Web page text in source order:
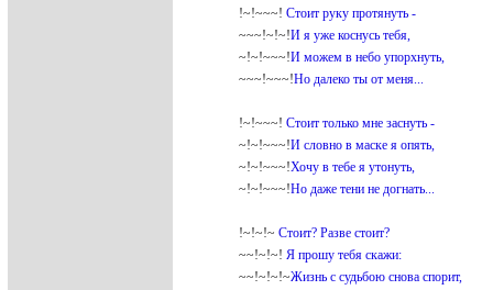
!~!~~~! Стоит руку протянуть -
~~~!~!~!И я уже коснусь тебя,
~!~!~~~!И можем в небо упорхнуть,
~~~!~~~!Но далеко ты от меня...
!~!~~~! Стоит только мне заснуть -
~!~!~~~!И словно в маске я опять,
~!~!~~~!Хочу в тебе я утонуть,
~!~!~~~!Но даже тени не догнать...
!~!~!~ Стоит? Разве стоит?
~~!~!~! Я прошу тебя скажи:
~~!~!~!~Жизнь с судьбою снова спорит,